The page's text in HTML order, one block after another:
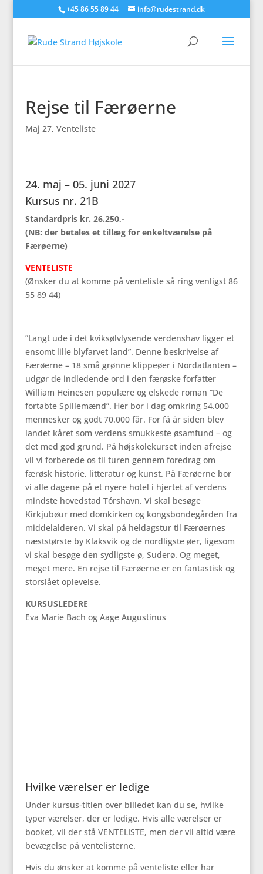
+45 86 55 89 44 info@rudestrand.dk
Rejse til Færøerne
Maj 27, Venteliste
24. maj – 05. juni 2027
Kursus nr. 21B
Standardpris kr. 26.250,-
(NB: der betales et tillæg for enkeltværelse på
Færøerne)
VENTELISTE
(Ønsker du at komme på venteliste så ring venligst 86
55 89 44)
”Langt ude i det kviksølvlysende verdenshav ligger et
ensomt lille blyfarvet land”. Denne beskrivelse af
Færøerne – 18 små grønne klippeøer i Nordatlanten –
udgør de indledende ord i den færøske forfatter
William Heinesen populære og elskede roman ”De
fortabte Spillemænd”. Her bor i dag omkring 54.000
mennesker og godt 70.000 får. For få år siden blev
landet kåret som verdens smukkeste øsamfund – og
det med god grund. På højskolekurset inden afrejse
vil vi forberede os til turen gennem foredrag om
færøsk historie, litteratur og kunst. På Færøerne bor
vi alle dagene på et nyere hotel i hjertet af verdens
mindste hovedstad Tórshavn. Vi skal besøge
Kirkjubøur med domkirken og kongsbondegården fra
middelalderen. Vi skal på heldagstur til Færøernes
næststørste by Klaksvik og de nordligste øer, ligesom
vi skal besøge den sydligste ø, Suderø. Og meget,
meget mere. En rejse til Færøerne er en fantastisk og
storslået oplevelse.
KURSUSLEDERE
Eva Marie Bach og Aage Augustinus
Hvilke værelser er ledige
Under kursus-titlen over billedet kan du se, hvilke
typer værelser, der er ledige. Hvis alle værelser er
booket, vil der stå VENTELISTE, men der vil altid være
bevægelse på ventelisterne.
Hvis du ønsker at komme på venteliste eller har